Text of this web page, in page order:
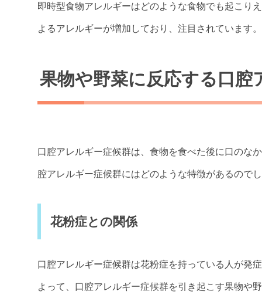
即時型食物アレルギーはどのような食物でも起こり
よるアレルギーが増加しており、注目されています。
果物や野菜に反応する口腔
口腔アレルギー症候群は、食物を食べた後に口のな
腔アレルギー症候群にはどのような特徴があるので
花粉症との関係
口腔アレルギー症候群は花粉症を持っている人が発
よって、口腔アレルギー症候群を引き起こす果物や